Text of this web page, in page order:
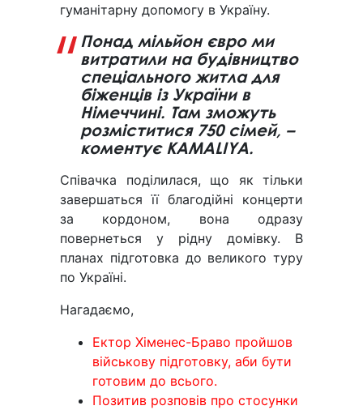
гуманітарну допомогу в Україну.
Понад мільйон євро ми
витратили на будівництво
спеціального житла для
біженців із України в
Німеччині. Там зможуть
розміститися 750 сімей, –
коментує KAMALIYA.
Співачка поділилася, що як тільки
завершаться її благодійні концерти
за кордоном, вона одразу
повернеться у рідну домівку. В
планах підготовка до великого туру
по Україні.
Нагадаємо,
Ектор Хіменес-Браво пройшов
військову підготовку, аби бути
готовим до всього.
Позитив розповів про стосунки